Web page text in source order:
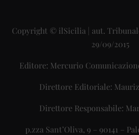
Copyright © ilSicilia | aut.
29/09/2015
Editore: Mercurio
Direttore Editoriale:
Direttore Responsabile:
p.zza Sant’Oliva, 9 – 90141 –